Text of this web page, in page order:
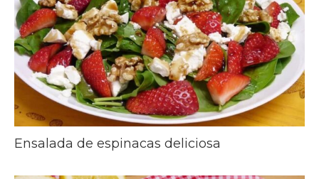
Ensalada de espinacas deliciosa